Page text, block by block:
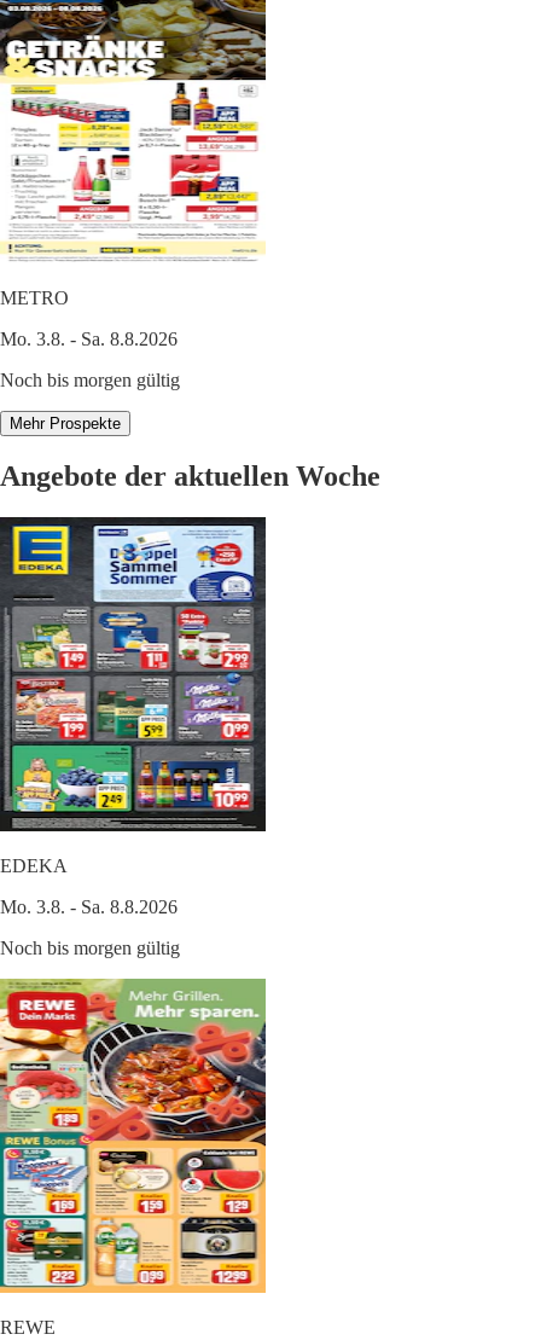
METRO
Mo. 3.8. - Sa. 8.8.2026
Noch bis morgen gültig
Mehr Prospekte
Angebote der aktuellen Woche
EDEKA
Mo. 3.8. - Sa. 8.8.2026
Noch bis morgen gültig
REWE